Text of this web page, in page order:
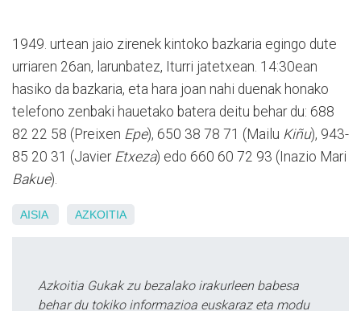
1949. urtean jaio zirenek kintoko bazkaria egingo dute
urriaren 26an, larunbatez, Iturri jatetxean. 14:30ean
hasiko da bazkaria, eta hara joan nahi duenak honako
telefono zenbaki hauetako batera deitu behar du: 688
82 22 58 (Preixen Epe), 650 38 78 71 (Mailu Kiñu), 943-
85 20 31 (Javier Etxeza) edo 660 60 72 93 (Inazio Mari
Bakue).
AISIA AZKOITIA
Azkoitia Gukak zu bezalako irakurleen babesa
behar du tokiko informazioa euskaraz eta modu